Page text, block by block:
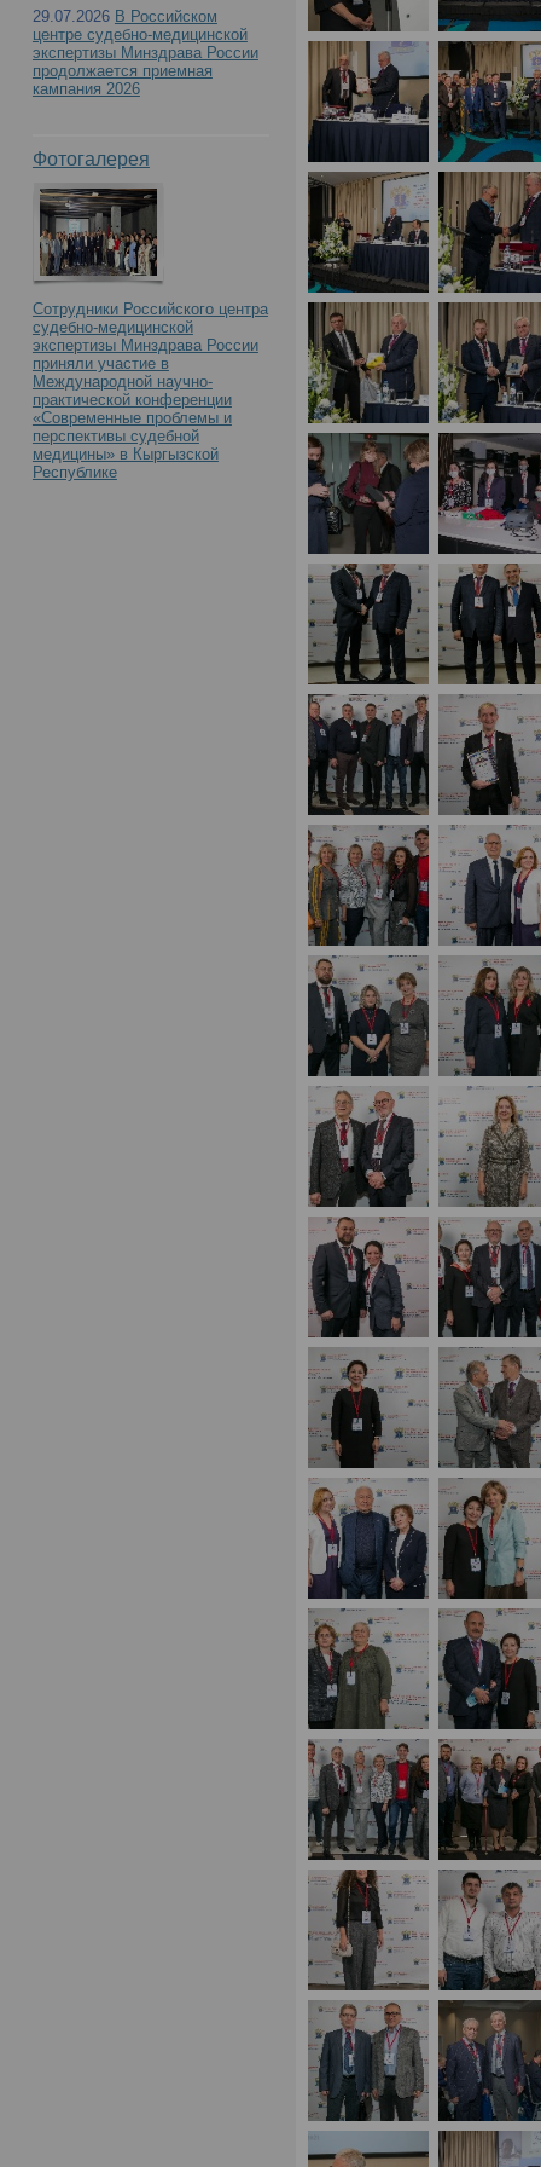
Российского центра
экспертизы. К 90-
образования»(День1)
29.07.2026 В Российском
центре судебно-медицинской
экспертизы Минздрава России
продолжается приемная
кампания 2026
Фотогалерея
Сотрудники Российского центра
судебно-медицинской
экспертизы Минздрава России
приняли участие в
Международной научно-
практической конференции
«Современные проблемы и
перспективы судебной
медицины» в Кыргызской
Республике